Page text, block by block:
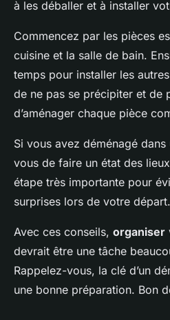
à les déballer et à installer
Commencez par les pièces
cuisine et la salle de bain.
temps pour installer les
de ne pas se précipiter et de
d’aménager chaque pièce
Si vous avez déménagé dans
vous de faire un état des lieux
étape très importante pour
surprises lors de votre départ.
Avec ces conseils, organiser
devrait être une tâche
Rappelez-vous, la clé d’un
une bonne préparation. Bon